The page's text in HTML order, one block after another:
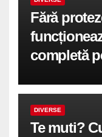
Fără
completă
DIVERSE
Te muti?